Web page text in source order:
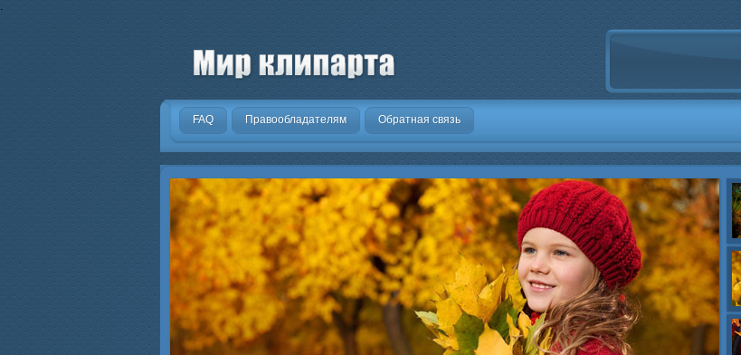
.
FAQ Правообладателям Обратная связь